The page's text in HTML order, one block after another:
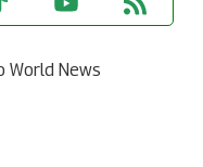
World News